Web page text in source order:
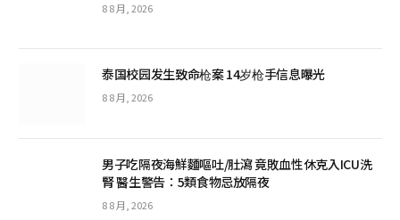
8 8 月, 2026
泰国校园发生致命枪案 14岁枪手信息曝光
8 8 月, 2026
男子吃隔夜海鮮麵嘔吐/肚瀉 竟敗血性休克入ICU洗
腎 醫生警告：5類食物忌放隔夜
8 8 月, 2026